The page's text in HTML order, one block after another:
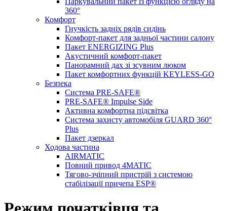
360°
Комфорт
Гнучкість задніх рядів сидінь
Комфорт-пакет для задньої частини салону
Пакет ENERGIZING Plus
Акустичний комфорт-пакет
Панорамний дах зі зсувним люком
Пакет комфортних функцій KEYLESS-GO
Безпека
Система PRE-SAFE®
PRE-SAFE® Impulse Side
Активна комфортна підсвітка
Система захисту автомобіля GUARD 360°
Plus
Пакет дзеркал
Ходова частина
AIRMATIC
Повний привод 4MATIC
Тягово-зчіпний пристрій з системою
стабілізації причепа ESP®